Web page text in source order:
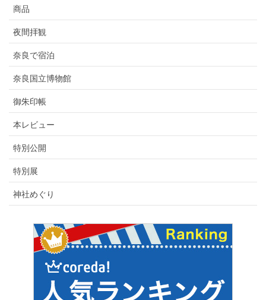
商品
夜間拝観
奈良で宿泊
奈良国立博物館
御朱印帳
本レビュー
特別公開
特別展
神社めぐり